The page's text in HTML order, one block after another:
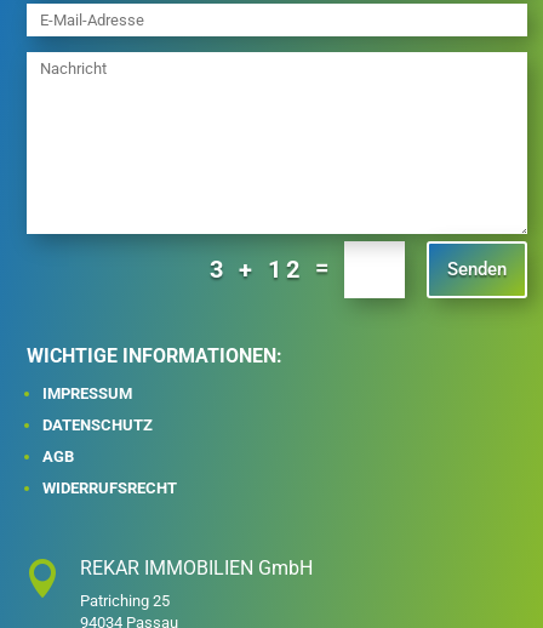
3 + 12 = Senden
WICHTIGE INFORMATIONEN:
IMPRESSUM
DATENSCHUTZ
AGB
WIDERRUFSRECHT
 REKAR IMMOBILIEN GmbH
Patriching 25
94034 Passau